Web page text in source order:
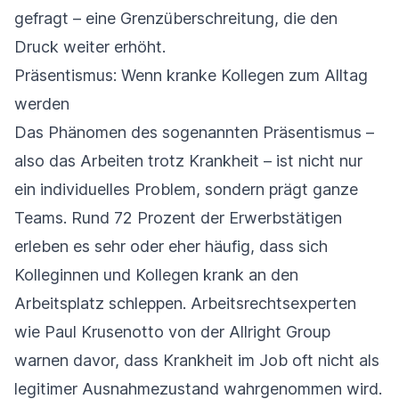
gefragt – eine Grenzüberschreitung, die den
Druck weiter erhöht.
Präsentismus: Wenn kranke Kollegen zum Alltag
werden
Das Phänomen des sogenannten Präsentismus –
also das Arbeiten trotz Krankheit – ist nicht nur
ein individuelles Problem, sondern prägt ganze
Teams. Rund 72 Prozent der Erwerbstätigen
erleben es sehr oder eher häufig, dass sich
Kolleginnen und Kollegen krank an den
Arbeitsplatz schleppen. Arbeitsrechtsexperten
wie Paul Krusenotto von der Allright Group
warnen davor, dass Krankheit im Job oft nicht als
legitimer Ausnahmezustand wahrgenommen wird.